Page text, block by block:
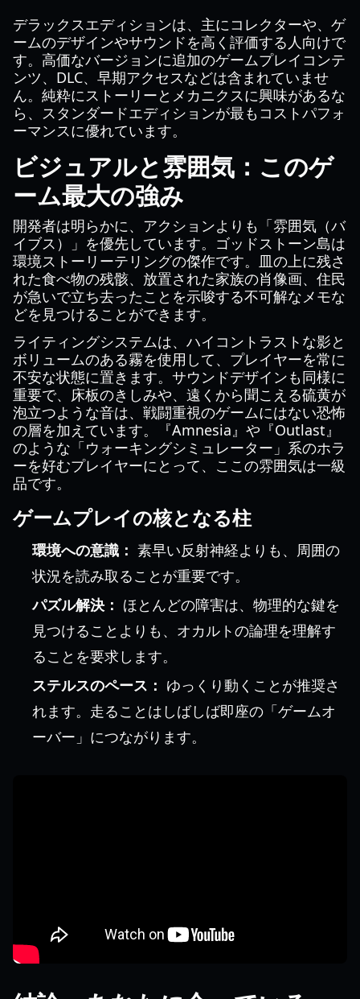
デラックスエディションは、主にコレクターや、ゲ
ームのデザインやサウンドを高く評価する人向けで
す。高価なバージョンに追加のゲームプレイコンテ
ンツ、DLC、早期アクセスなどは含まれていませ
ん。純粋にストーリーとメカニクスに興味があるな
ら、スタンダードエディションが最もコストパフォ
ーマンスに優れています。
ビジュアルと雰囲気：このゲ
ーム最大の強み
開発者は明らかに、アクションよりも「雰囲気（バ
イブス）」を優先しています。ゴッドストーン島は
環境ストーリーテリングの傑作です。皿の上に残さ
れた食べ物の残骸、放置された家族の肖像画、住民
が急いで立ち去ったことを示唆する不可解なメモな
どを見つけることができます。
ライティングシステムは、ハイコントラストな影と
ボリュームのある霧を使用して、プレイヤーを常に
不安な状態に置きます。サウンドデザインも同様に
重要で、床板のきしみや、遠くから聞こえる硫黄が
泡立つような音は、戦闘重視のゲームにはない恐怖
の層を加えています。『Amnesia』や『Outlast』
のような「ウォーキングシミュレーター」系のホラ
ーを好むプレイヤーにとって、ここの雰囲気は一級
品です。
ゲームプレイの核となる柱
環境への意識： 素早い反射神経よりも、周囲の
状況を読み取ることが重要です。
パズル解決： ほとんどの障害は、物理的な鍵を
見つけることよりも、オカルトの論理を理解す
ることを要求します。
ステルスのペース： ゆっくり動くことが推奨さ
れます。走ることはしばしば即座の「ゲームオ
ーバー」につながります。